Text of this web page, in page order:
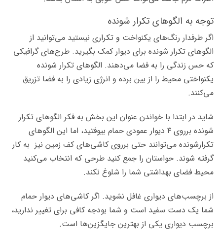
توجه به الگوهای تکرار شونده
اگر طرفدار رنگ‌های یکنواخت و تکراری نیستید می‌توانید از
الگوهای تکرار شونده برای دیوار کمک بگیرید. طرح‌های گرافیکی
که حس زندگی را به فضا می‌دهند. الگوهای تکرار شونده
یکنواختی محیط را از بین برده و انرژی زیادی را به فضا تزریق
می‌کنند.
شاید در ابتدا با خواندن عنوان این بخش به فکر الگوهای تکرار
شونده برروی ۴ دیوار عمودی حمام بیوفتید، اما این الگوهای
تکرارشونده می‌توانند حتی برروی کاشی‌های کف زمین نیز به کار
گرفته شوند. حواستان را جمع کنید طرحی که انتخاب می‌کنید
محیط فضای بهداشتی شما را شلوغ نکند.
از برچسب‌های دیواری غافل نشوید. اگر کاشی‌های دیوار حمام
شما یک دست سفید است و شما بودجه کافی برای تغییر ندارید،
برچسب دیواری یکی از بهترین جایگزین‌ها است.